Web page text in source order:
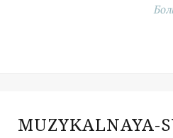
MUZYKALNAYA-